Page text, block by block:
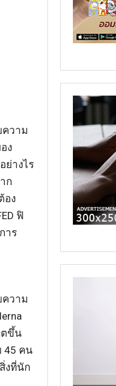
ความ
ง
ย่างไร
ก
อง
ฟิ
าร
ความ
ตขึ้น
45 คน
งที่นัก